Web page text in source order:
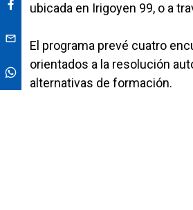
ubicada en Irigoyen 99, o a
El programa prevé cuatro
orientados a la resolución
alternativas de formación.